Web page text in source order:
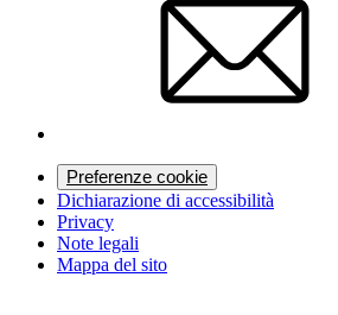
Preferenze cookie
Dichiarazione di accessibilità
Privacy
Note legali
Mappa del sito